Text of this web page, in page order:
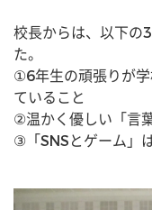
校長からは、以下の
た。
①6年生の頑張りが
ていること
②温かく優しい「言
③「SNSとゲーム」